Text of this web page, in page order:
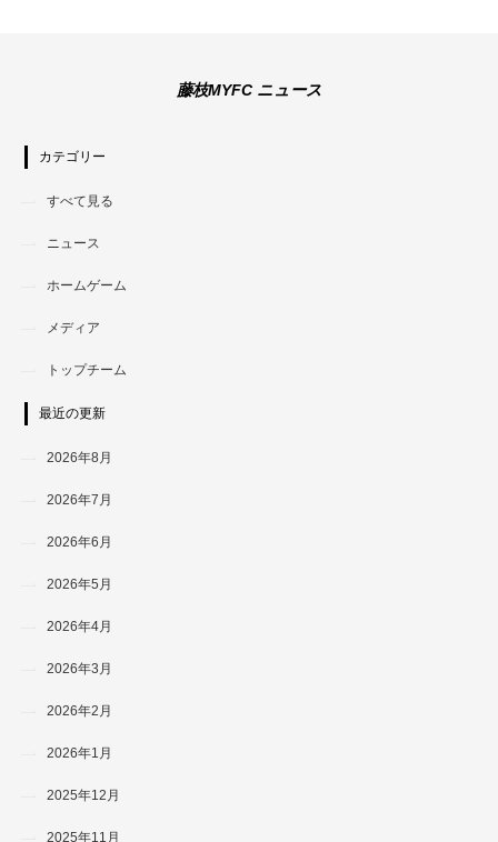
藤枝MYFC ニュース
カテゴリー
すべて見る
ニュース
ホームゲーム
メディア
トップチーム
最近の更新
2026年8月
2026年7月
2026年6月
2026年5月
2026年4月
2026年3月
2026年2月
2026年1月
2025年12月
2025年11月